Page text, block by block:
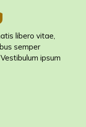
libero vitae,
semper
ipsum